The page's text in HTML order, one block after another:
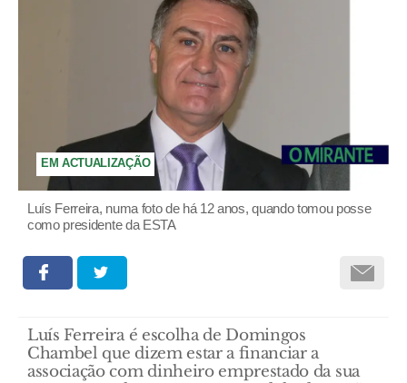
EM ACTUALIZAÇÃO
Luís Ferreira, numa foto de há 12 anos, quando tomou posse
como presidente da ESTA
Luís Ferreira é escolha de Domingos
Chambel que dizem estar a financiar a
associação com dinheiro emprestado da sua